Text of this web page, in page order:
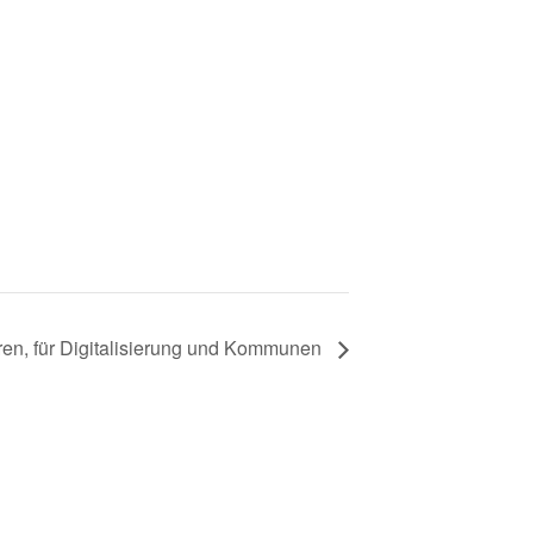
für Digitalisierung und Kommunen